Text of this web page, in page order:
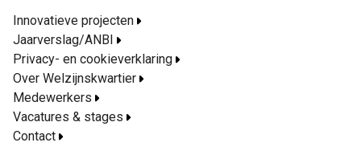
Innovatieve projecten
Jaarverslag/ANBI
Privacy- en cookieverklaring
Over Welzijnskwartier
Medewerkers
Vacatures & stages
Contact